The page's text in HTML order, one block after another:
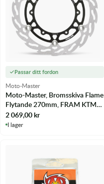
Passar ditt fordon
Moto-Master
Moto-Master, Bromsskiva Flame
Flytande 270mm, FRAM KTM
125 EXC 92-16 - m.fl.
2 069,00kr
I lager